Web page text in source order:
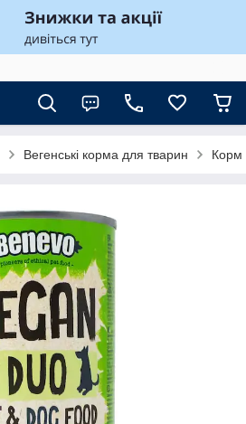
Вегенські корма для тварин Корм